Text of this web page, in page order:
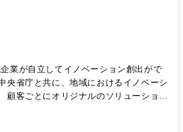
業が自立してイノベーション創出がで
央省庁と共に、地域におけるイノベーシ
顧客ごとにオリジナルのソリューション
が可能です。 例）大企業とスタートア